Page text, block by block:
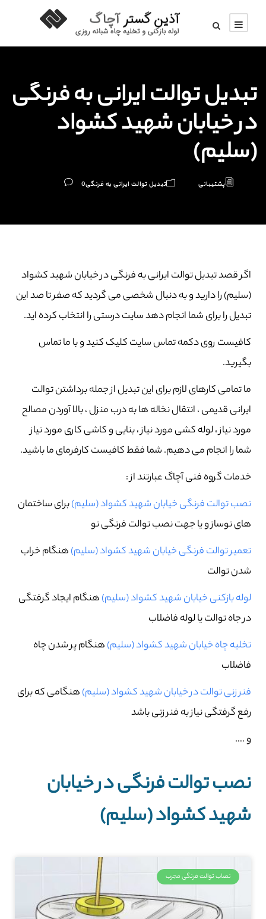
تبدیل توالت ایرانی به فرنگی
در خیابان شهید کشواد
(سلیم)
پشتیبانی تبدیل توالت ایرانی به فرنگی0
اگر قصد تبدیل توالت ایرانی به فرنگی در خیابان شهید کشواد
(سلیم) را دارید و به دنبال شخصی می گردید که صفر تا صد این
تبدیل را برای شما انجام دهد سایت درستی را انتخاب کرده اید.
کافیست روی دکمه تماس سایت کلیک کنید و با ما تماس
بگیرید.
ما تمامی کارهای لازم برای این تبدیل از جمله برداشتن توالت
ایرانی قدیمی ، انتقال نخاله ها به درب منزل ، بالا آوردن مصالح
مورد نیاز ، لوله کشی مورد نیاز ، بنایی و کاشی کاری مورد نیاز
شما را انجام می دهیم. شما فقط کافیست کارفرمای ما باشید.
خدمات گروه فنی آچاگ عبارتند از :
نصب توالت فرنگی خیابان شهید کشواد (سلیم)برای ساختمان
های نوساز و یا جهت نصب توالت فرنگی نو
تعمیر توالت فرنگی خیابان شهید کشواد (سلیم)هنگام خراب
شدن توالت
لوله بازکنی خیابان شهید کشواد (سلیم)هنگام ایجاد گرفتگی
در جاه توالت یا لوله فاضلاب
تخلیه چاه خیابان شهید کشواد (سلیم)هنگام پر شدن چاه
فاضلاب
فنر زنی توالت در خیابان شهید کشواد (سلیم)هنگامی که برای
رفع گرفتگی نیاز به فنر زنی باشد
و ….
نصب توالت فرنگی در خیابان
شهید کشواد (سلیم)
نصاب توالت فرنگی مجرب